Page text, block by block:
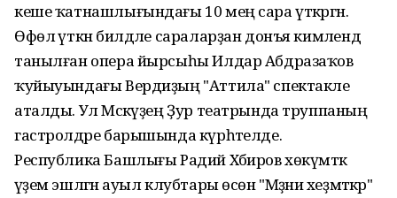
кеше ҡатнашлығындағы 10 мең сара үткәргән.
Өфөлә үткән билдәле сараларҙан донъя кимәлендә
танылған опера йырсыһы Илдар Абдразаҡов
ҡуйыуындағы Вердиҙың "Аттила" спектакле
аталды. Ул Мәскәүҙең Ҙур театрында труппаның
гастролдәре барышында күрһәтелде.
Республика Башлығы Радий Хәбиров хөкүмәткә
әүҙем эшләгән ауыл клубтары өсөн "Мәҙәни хеҙмәткәр"